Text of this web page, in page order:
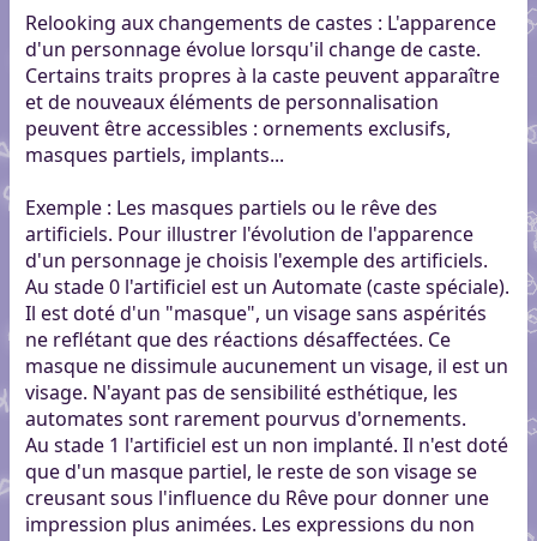
Relooking aux changements de castes : L'apparence
d'un personnage évolue lorsqu'il change de caste.
Certains traits propres à la caste peuvent apparaître
et de nouveaux éléments de personnalisation
peuvent être accessibles : ornements exclusifs,
masques partiels, implants...
Exemple : Les masques partiels ou le rêve des
artificiels. Pour illustrer l'évolution de l'apparence
d'un personnage je choisis l'exemple des artificiels.
Au stade 0 l'artificiel est un Automate (caste spéciale).
Il est doté d'un "masque", un visage sans aspérités
ne reflétant que des réactions désaffectées. Ce
masque ne dissimule aucunement un visage, il est un
visage. N'ayant pas de sensibilité esthétique, les
automates sont rarement pourvus d'ornements.
Au stade 1 l'artificiel est un non implanté. Il n'est doté
que d'un masque partiel, le reste de son visage se
creusant sous l'influence du Rêve pour donner une
impression plus animées. Les expressions du non